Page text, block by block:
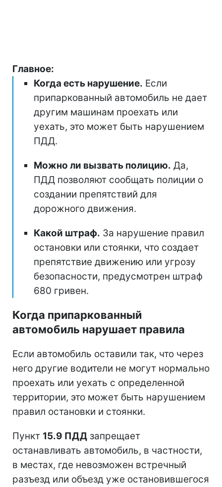
Главное:
Когда есть нарушение. Если
припаркованный автомобиль не дает
другим машинам проехать или
уехать, это может быть нарушением
ПДД.
Можно ли вызвать полицию. Да,
ПДД позволяют сообщать полиции о
создании препятствий для
дорожного движения.
Какой штраф. За нарушение правил
остановки или стоянки, что создает
препятствие движению или угрозу
безопасности, предусмотрен штраф
680 гривен.
Когда припаркованный
автомобиль нарушает правила
Если автомобиль оставили так, что через
него другие водители не могут нормально
проехать или уехать с определенной
территории, это может быть нарушением
правил остановки и стоянки.
Пункт 15.9 ПДД запрещает
останавливать автомобиль, в частности,
в местах, где невозможен встречный
разъезд или объезд уже остановившегося